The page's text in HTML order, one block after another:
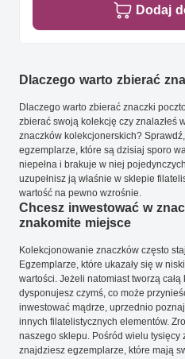
Dodaj
Dlaczego warto zbierać
Dlaczego warto zbierać znaczki
zbierać swoją kolekcję czy znalazłeś
znaczków kolekcjonerskich?
egzemplarze, które są dzisiaj sporo
niepełna i brakuje w niej
uzupełnisz ją właśnie w sklepie
wartość na pewno wzrośnie.
Chcesz inwestować w
znakomite miejsce
Kolekcjonowanie znaczków często
Egzemplarze, które ukazały się w
wartości. Jeżeli natomiast tworzą
dysponujesz czymś, co może
inwestować mądrze, uprzednio
innych filatelistycznych elementów.
naszego sklepu. Pośród wielu tysięcy
znajdziesz egzemplarze, które mają